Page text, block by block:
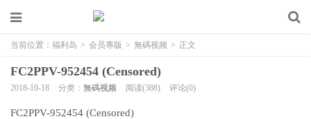
当前位置： 福利岛 > 会员專版 > 無碼视频 > 正文
FC2PPV-952454 (Censored)
2018-10-18 分类： 無碼视频 阅读(388) 评论(0)
FC2PPV-952454 (Censored)